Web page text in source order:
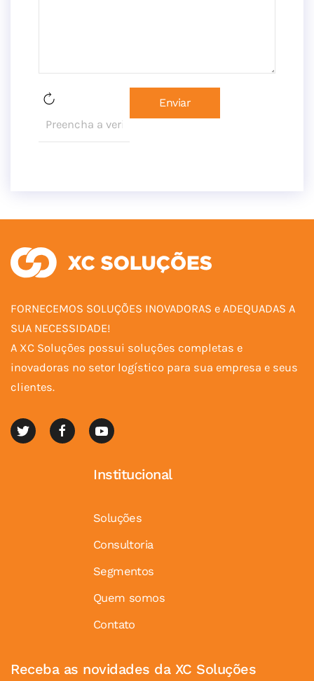
Enviar
FORNECEMOS SOLUÇÕES INOVADORAS e ADEQUADAS A
SUA NECESSIDADE!
A XC Soluções possui soluções completas e
inovadoras no setor logístico para sua empresa e seus
clientes.
Institucional
Soluções
Consultoria
Segmentos
Quem somos
Contato
Receba as novidades da XC Soluções